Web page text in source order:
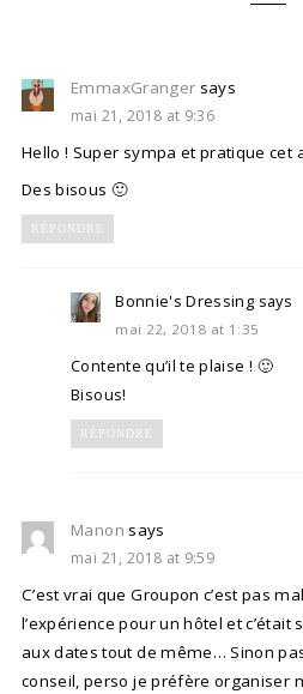
EmmaxGranger says
mai 21, 2018 at 9:36
Hello ! Super sympa et pratique cet
Des bisous 🙂
RÉPONDRE
Bonnie's Dressing says
mai 22, 2018 at 1:35
Contente qu’il te plaise ! 🙂
Bisous!
RÉPONDRE
Manon says
mai 21, 2018 at 9:59
C’est vrai que Groupon c’est pas
l’expérience pour un hôtel et
aux dates tout de même… Sinon
conseil, perso je préfère organiser